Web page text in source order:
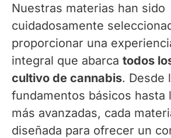
Nuestras materias han sido
cuidadosamente
proporcionar una
integral que abarca todos
cultivo de cannabis. Desde
fundamentos básicos hasta
más avanzadas, cada
diseñada para ofrecer un